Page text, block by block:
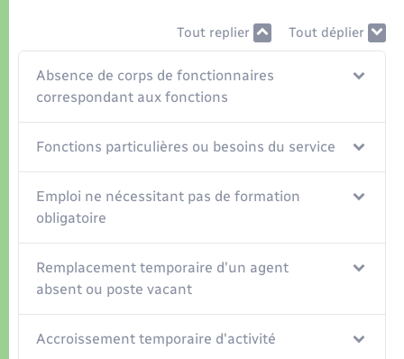
Sécurité - Prévention
Commerces - Entreprises - Emploi
Tout replier Tout déplier
Absence de corps de fonctionnaires
correspondant aux fonctions
Fonctions particulières ou besoins du service
Emploi ne nécessitant pas de formation
obligatoire
Remplacement temporaire d'un agent
absent ou poste vacant
Accroissement temporaire d'activité